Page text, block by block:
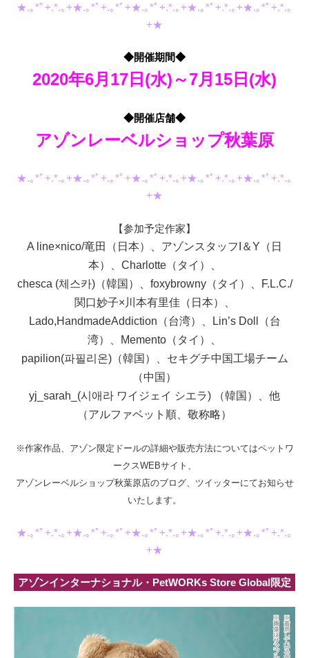
★.｡*ﾟ+.*.｡+★.｡*ﾟ+.｡*ﾟ+★.｡*ﾟ+.*.｡+★.｡*ﾟ+.*.｡+★.｡*ﾟ+.*.｡
+★
◆開催期間◆
2020年6月17日(水)～7月15日(水)
◆開催店舗◆
アゾンレーベルショップ秋葉原
★.｡*ﾟ+.*.｡+★.｡*ﾟ+.｡*ﾟ+★.｡*ﾟ+.*.｡+★.｡*ﾟ+.*.｡+★.｡*ﾟ+.*.｡
+★
【参加予定作家】
A line×nico/竜田（日本）、アゾンスタッフI＆Y（日
本）、Charlotte（タイ）、
chesca (체스카)（韓国）、foxybrowny（タイ）、F.L.C./
関口妙子×川本有里佳（日本）、
Lado,HandmadeAddiction（台湾）、Lin’s Doll（台
湾）、Memento（タイ）、
papilion(파필리온)（韓国）、セキグチ中国工場チーム
（中国）
yj_sarah_(시애라 ワイジェイ シエラ) （韓国）、他
（アルファベット順、敬称略）
※作家作品、アゾン限定ドールの詳細や販売方法についてはペットワ
ークスWEBサイト、
アゾンレーベルショップ秋葉原店のブログ、ツイッターにてお知らせ
いたします。
★.｡*ﾟ+.*.｡+★.｡*ﾟ+.｡*ﾟ+★.｡*ﾟ+.*.｡+★.｡*ﾟ+.*.｡+★.｡*ﾟ+.*.｡
+★
アゾンインターナショナル・PetWORKs Store Global限定